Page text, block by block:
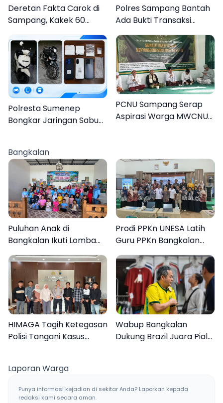
Deretan Fakta Carok di
Sampang, Kakek 60
Tahun Duel Melawan 2
Pria
Polres Sampang Bantah
Ada Bukti Transaksi
dalam Kasus Rudapaksa
Anak 27 Tersangka
Polresta Sumenep
Bongkar Jaringan Sabu
PCNU Sampang Serap
Aspirasi Warga MWCNU
Bangkalan
Puluhan Anak di
Bangkalan Ikuti Lomba
Mewarnai Bertema
Liburan Keluarga
Prodi PPKn UNESA Latih
Guru PPKn Bangkalan
dengan Pembelajaran
Inovasi Teknologi
HIMAGA Tagih Ketegasan
Polisi Tangani Kasus
Wabup Bangkalan
Dukung Brazil Juara Piala
Laporan Warga
Punya informasi kejadian di sekitar Anda? Laporkan kepada
redaksi kami secara aman.